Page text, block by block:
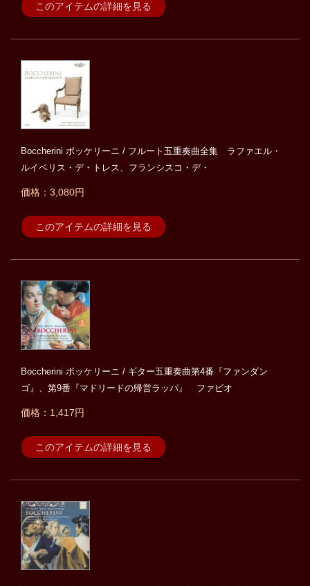
このアイテムの詳細を見る
Boccherini ボッケリーニ / フルート五重奏曲全集 ラファエル・
ルイベリス・デ・トレス、フランシスコ・デ・
価格：3,080円
このアイテムの詳細を見る
Boccherini ボッケリーニ / ギター五重奏曲第4番『ファンダン
ゴ』、第9番『マドリードの帰営ラッパ』 ファビオ
価格：1,417円
このアイテムの詳細を見る